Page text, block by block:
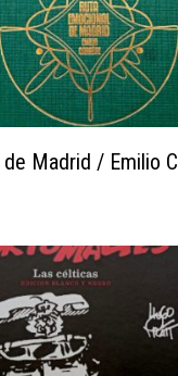
Madrid / Emilio